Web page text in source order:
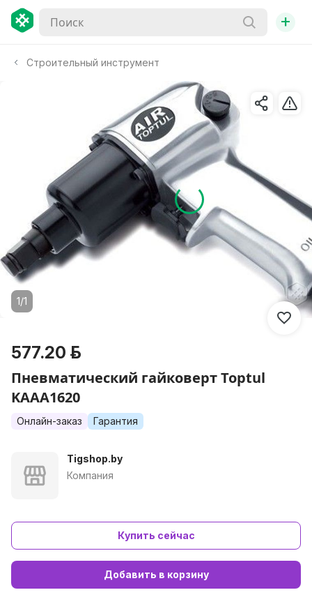
+
Строительный инструмент
1/1
577.20 р.
Пневматический гайковерт Toptul
KAAA1620
Онлайн-заказ Гарантия
Tigshop.by
Компания
Купить сейчас
Добавить в корзину